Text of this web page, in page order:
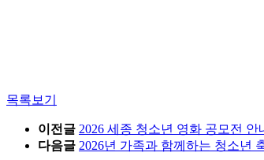
목록보기
이전글 2026 세종 청소년 영화 공모전 안
다음글 2026년 가족과 함께하는 청소년